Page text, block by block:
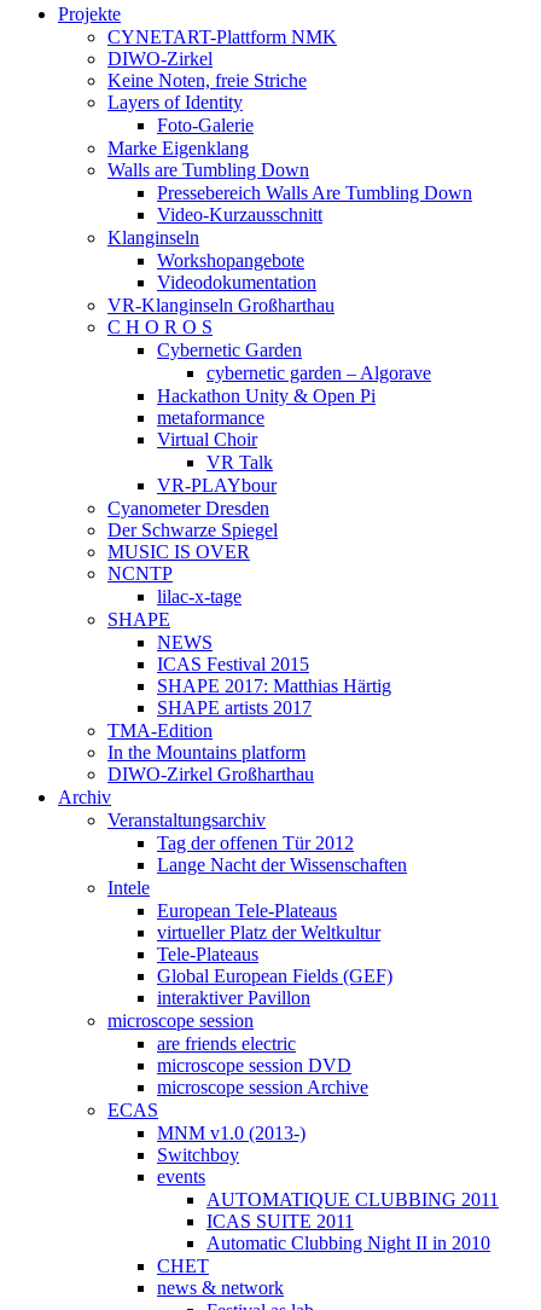
Projekte
CYNETART-Plattform NMK
DIWO-Zirkel
Keine Noten, freie Striche
Layers of Identity
Foto-Galerie
Marke Eigenklang
Walls are Tumbling Down
Pressebereich Walls Are Tumbling Down
Video-Kurzausschnitt
Klanginseln
Workshopangebote
Videodokumentation
VR-Klanginseln Großharthau
C H O R O S
Cybernetic Garden
cybernetic garden – Algorave
Hackathon Unity & Open Pi
metaformance
Virtual Choir
VR Talk
VR-PLAYbour
Cyanometer Dresden
Der Schwarze Spiegel
MUSIC IS OVER
NCNTP
lilac-x-tage
SHAPE
NEWS
ICAS Festival 2015
SHAPE 2017: Matthias Härtig
SHAPE artists 2017
TMA-Edition
In the Mountains platform
DIWO-Zirkel Großharthau
Archiv
Veranstaltungsarchiv
Tag der offenen Tür 2012
Lange Nacht der Wissenschaften
Intele
European Tele-Plateaus
virtueller Platz der Weltkultur
Tele-Plateaus
Global European Fields (GEF)
interaktiver Pavillon
microscope session
are friends electric
microscope session DVD
microscope session Archive
ECAS
MNM v1.0 (2013-)
Switchboy
events
AUTOMATIQUE CLUBBING 2011
ICAS SUITE 2011
Automatic Clubbing Night II in 2010
CHET
news & network